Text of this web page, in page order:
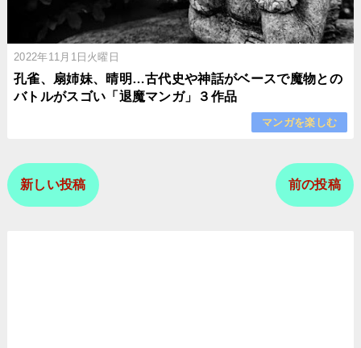
2022年11月1日火曜日
孔雀、扇姉妹、晴明…古代史や神話がベースで魔物との
バトルがスゴい「退魔マンガ」３作品
マンガを楽しむ
新しい投稿 前の投稿